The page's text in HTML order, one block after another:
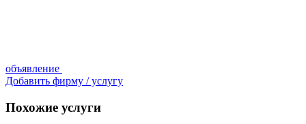
объявление
Добавить фирму / услугу
Похожие услуги